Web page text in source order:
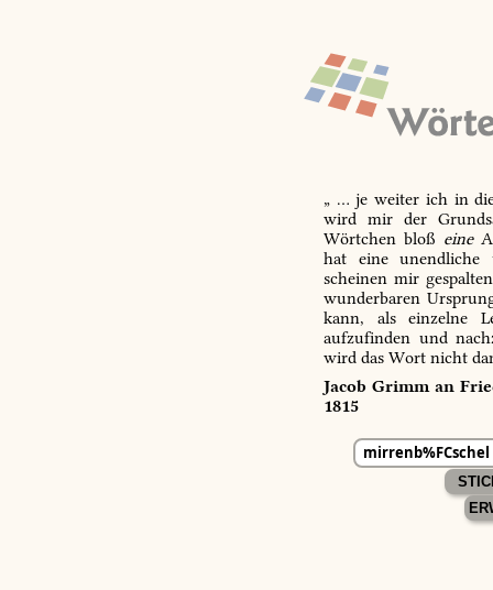
„ … je weiter ich in
wird mir der
Wörtchen bloß eine
hat eine unendliche
scheinen mir
wunderbaren
kann, als einzelne
aufzufinden und
wird das Wort nicht
Jacob Grimm an
1815